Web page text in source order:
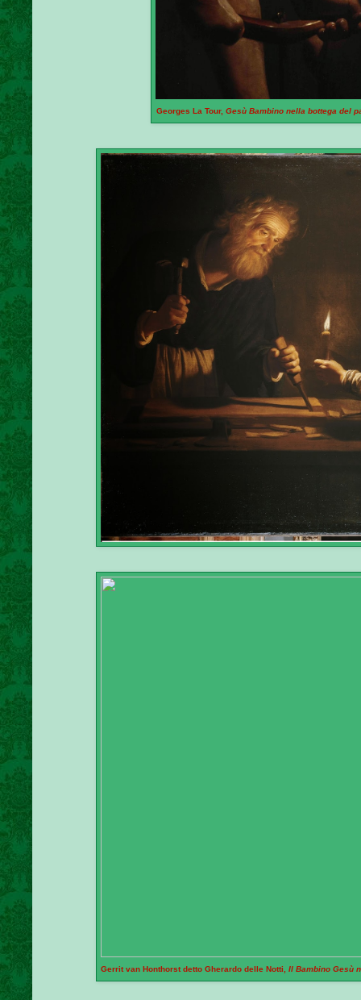
Georges La Tour, Gesù Bambino nella bottega del
Gerrit van Honthorst detto Gherardo delle Notti, Il Bambino Gesù